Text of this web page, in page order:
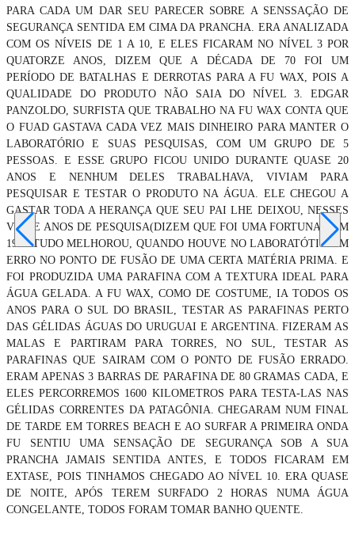
PARA CADA UM DAR SEU PARECER SOBRE A SENSSAÇÃO DE
SEGURANÇA SENTIDA EM CIMA DA PRANCHA. ERA ANALIZADA
COM OS NÍVEIS DE 1 A 10, E ELES FICARAM NO NÍVEL 3 POR
QUATORZE ANOS, DIZEM QUE A DÉCADA DE 70 FOI UM
PERÍODO DE BATALHAS E DERROTAS PARA A FU WAX, POIS A
QUALIDADE DO PRODUTO NÃO SAIA DO NÍVEL 3. EDGAR
PANZOLDO, SURFISTA QUE TRABALHO NA FU WAX CONTA QUE
O FUAD GASTAVA CADA VEZ MAIS DINHEIRO PARA MANTER O
LABORATÓRIO E SUAS PESQUISAS, COM UM GRUPO DE 5
PESSOAS. E ESSE GRUPO FICOU UNIDO DURANTE QUASE 20
ANOS E NENHUM DELES TRABALHAVA, VIVIAM PARA
PESQUISAR E TESTAR O PRODUTO NA ÁGUA. ELE CHEGOU A
GASTAR TODA A HERANÇA QUE SEU PAI LHE DEIXOU, NESSES
VINTE ANOS DE PESQUISA(DIZEM QUE FOI UMA FORTUNA). EM
1987 TUDO MELHOROU, QUANDO HOUVE NO LABORATÓTIO UM
ERRO NO PONTO DE FUSÃO DE UMA CERTA MATÉRIA PRIMA. E
FOI PRODUZIDA UMA PARAFINA COM A TEXTURA IDEAL PARA
ÁGUA GELADA. A FU WAX, COMO DE COSTUME, IA TODOS OS
ANOS PARA O SUL DO BRASIL, TESTAR AS PARAFINAS PERTO
DAS GÉLIDAS ÁGUAS DO URUGUAI E ARGENTINA. FIZERAM AS
MALAS E PARTIRAM PARA TORRES, NO SUL, TESTAR AS
PARAFINAS QUE SAIRAM COM O PONTO DE FUSÃO ERRADO.
ERAM APENAS 3 BARRAS DE PARAFINA DE 80 GRAMAS CADA, E
ELES PERCORREMOS 1600 KILOMETROS PARA TESTA-LAS NAS
GÉLIDAS CORRENTES DA PATAGÔNIA. CHEGARAM NUM FINAL
DE TARDE EM TORRES BEACH E AO SURFAR A PRIMEIRA ONDA
FU SENTIU UMA SENSAÇÃO DE SEGURANÇA SOB A SUA
PRANCHA JAMAIS SENTIDA ANTES, E TODOS FICARAM EM
EXTASE, POIS TINHAMOS CHEGADO AO NÍVEL 10. ERA QUASE
DE NOITE, APÓS TEREM SURFADO 2 HORAS NUMA ÁGUA
CONGELANTE, TODOS FORAM TOMAR BANHO QUENTE.